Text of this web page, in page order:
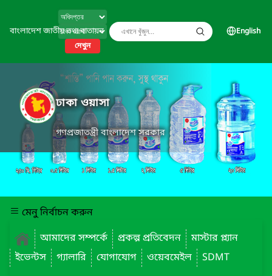
বাংলাদেশ জাতীয় তথ্য বাতায়ন
দেখুন
English
ঢাকা ওয়াসা
গণপ্রজাতন্ত্রী বাংলাদেশ সরকার
মেনু নির্বাচন করুন
আমাদের সম্পর্কে
প্রকল্প প্রতিবেদন
মাস্টার প্ল্যান
ইভেন্টস
গ্যালারি যোগাযোগ ওয়েবমেইল SDMT